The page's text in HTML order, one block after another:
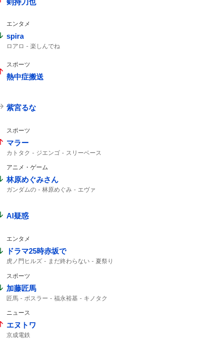
剣持刀也
エンタメ
spira
ロアロ 楽しんでね
スポーツ
熱中症搬送
紫宮るな
スポーツ
マラー
カトタク ジエンゴ
スリーベース
アニメ・ゲーム
林原めぐみさん
ガンダムの 林原めぐみ エヴァ
AI疑惑
エンタメ
ドラマ25時赤坂で
虎ノ門ヒルズ まだ終わらない 夏祭り
スポーツ
加藤匠馬
匠馬 ボスラー 福永裕基 キノタク
ニュース
エヌトワ
京成電鉄